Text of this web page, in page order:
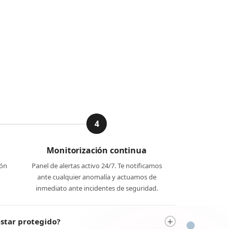
4
Monitorización continua
Panel de alertas activo 24/7. Te notificamos
ante cualquier anomalía y actuamos de
inmediato ante incidentes de seguridad.
protegido?